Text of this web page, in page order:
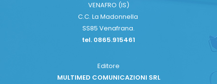
VENAFRO (IS)
C.C. La Madonnella
SS85 Venafrana.
tel. 0865.915461
Editore
MULTIMED COMUNICAZIONI SRL